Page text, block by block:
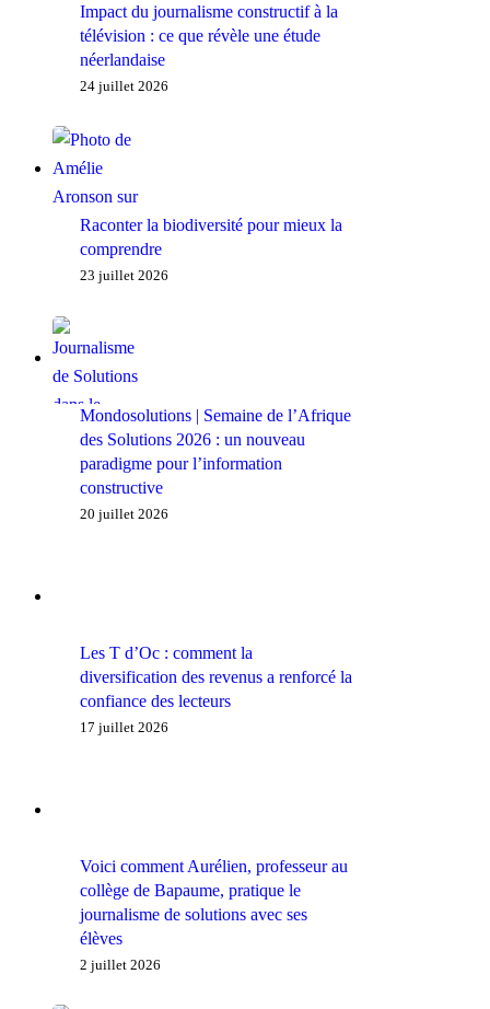
Impact du journalisme constructif à la
télévision : ce que révèle une étude
néerlandaise
24 juillet 2026
Raconter la biodiversité pour mieux la
comprendre
23 juillet 2026
Mondosolutions | Semaine de l’Afrique
des Solutions 2026 : un nouveau
paradigme pour l’information
constructive
20 juillet 2026
Les T d’Oc : comment la
diversification des revenus a renforcé la
confiance des lecteurs
17 juillet 2026
Voici comment Aurélien, professeur au
collège de Bapaume, pratique le
journalisme de solutions avec ses
élèves
2 juillet 2026